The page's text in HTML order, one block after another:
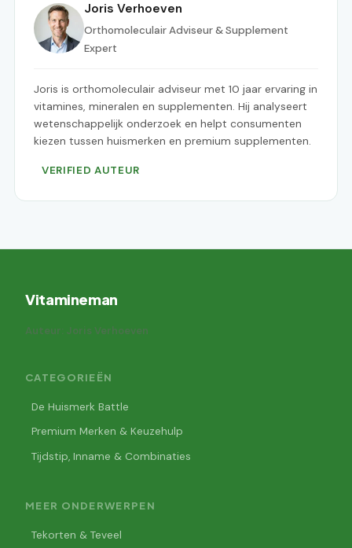
Joris Verhoeven
Orthomoleculair Adviseur & Supplement
Expert
Joris is orthomoleculair adviseur met 10 jaar ervaring in
vitamines, mineralen en supplementen. Hij analyseert
wetenschappelijk onderzoek en helpt consumenten
kiezen tussen huismerken en premium supplementen.
VERIFIED AUTEUR
Vitamineman
Auteur: Joris Verhoeven
CATEGORIEËN
De Huismerk Battle
Premium Merken & Keuzehulp
Tijdstip, Inname & Combinaties
MEER ONDERWERPEN
Tekorten & Teveel